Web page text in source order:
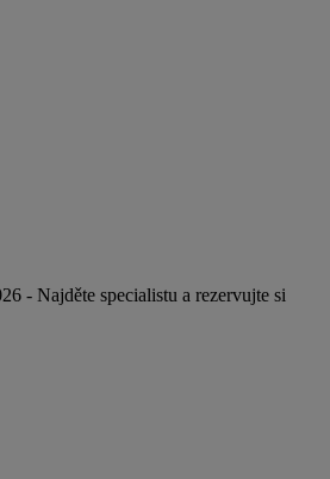
- Najděte specialistu a rezervujte si